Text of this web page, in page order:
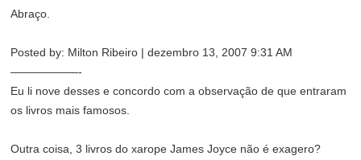
Abraço.
Posted by: Milton Ribeiro | dezembro 13, 2007 9:31 AM
——————-
Eu li nove desses e concordo com a observação de que entraram
os livros mais famosos.
Outra coisa, 3 livros do xarope James Joyce não é exagero?